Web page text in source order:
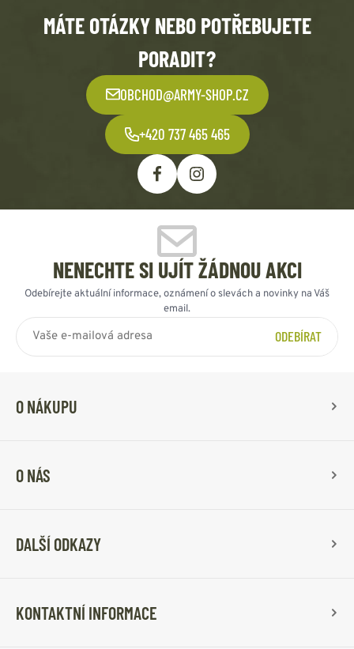
MÁTE OTÁZKY NEBO POTŘEBUJETE
PORADIT?
OBCHOD@ARMY-SHOP.CZ
+420 737 465 465
NENECHTE SI UJÍT ŽÁDNOU AKCI
Odebírejte aktuální informace, oznámení o slevách a novinky na Váš
email.
ODEBÍRAT
O NÁKUPU
O NÁS
DALŠÍ ODKAZY
KONTAKTNÍ INFORMACE